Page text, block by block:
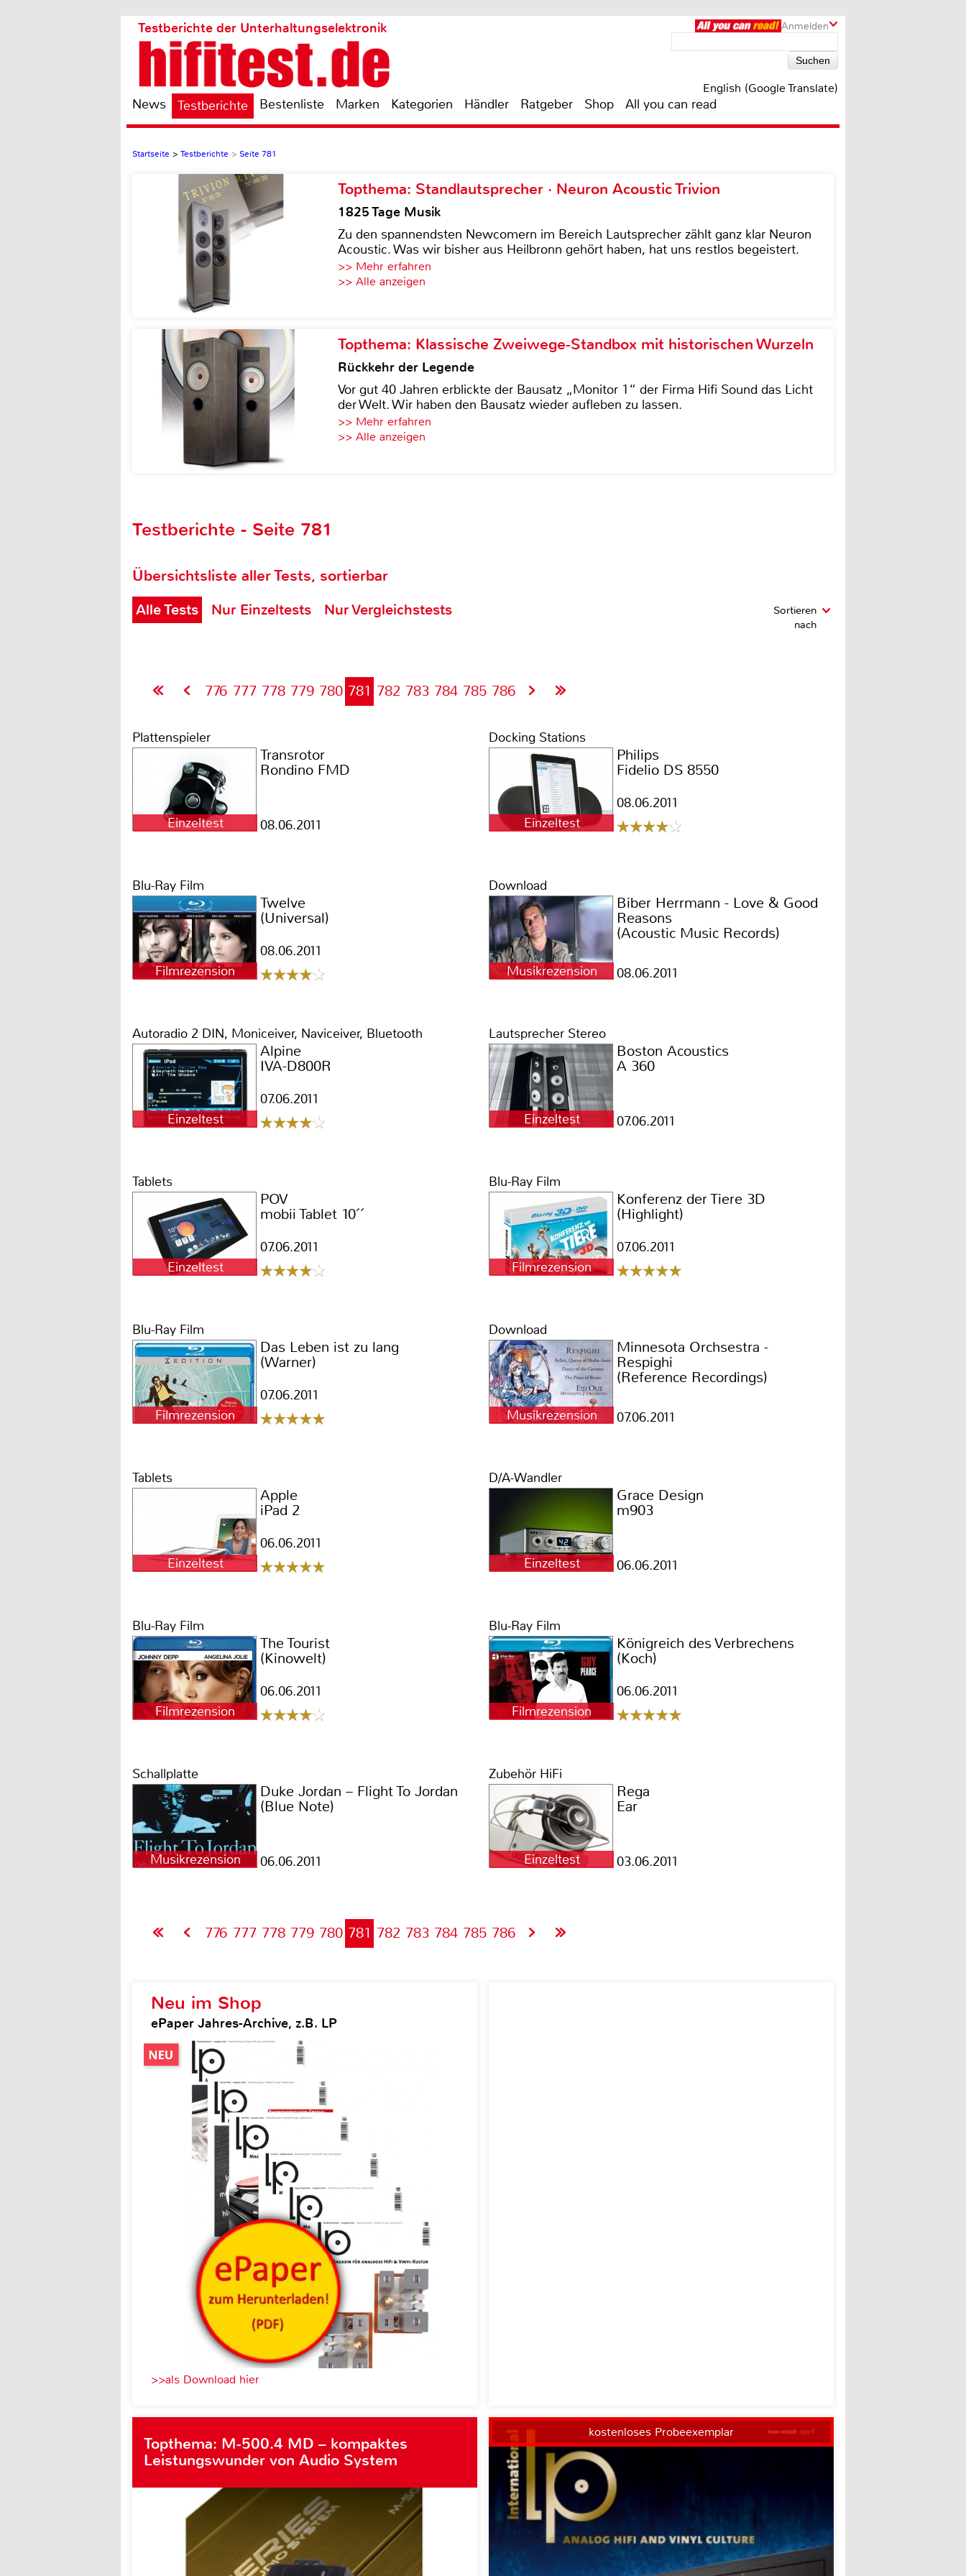
Anmelden
Testberichte der Unterhaltungselektronik
English (Google Translate)
News Testberichte Bestenliste Marken Kategorien Händler Ratgeber Shop All you can read
Startseite > Testberichte > Seite 781
Topthema: Standlautsprecher · Neuron Acoustic Trivion
1825 Tage Musik
Zu den spannendsten Newcomern im Bereich Lautsprecher zählt ganz klar Neuron
Acoustic. Was wir bisher aus Heilbronn gehört haben, hat uns restlos begeistert.
>> Mehr erfahren
>> Alle anzeigen
Topthema: Klassische Zweiwege-Standbox mit historischen Wurzeln
Rückkehr der Legende
Vor gut 40 Jahren erblickte der Bausatz „Monitor 1“ der Firma Hifi Sound das Licht
der Welt. Wir haben den Bausatz wieder aufleben zu lassen.
>> Mehr erfahren
>> Alle anzeigen
Testberichte - Seite 781
Übersichtsliste aller Tests, sortierbar
Alle Tests Nur Einzeltests Nur Vergleichstests
Sortieren
nach
776 777 778 779 780 781 782 783 784 785 786
Plattenspieler
Einzeltest
Transrotor
Rondino FMD
08.06.2011
Docking Stations
Einzeltest
Philips
Fidelio DS 8550
08.06.2011
Blu-Ray Film
Filmrezension
Twelve
(Universal)
08.06.2011
Download
Musikrezension
Biber Herrmann - Love & Good
Reasons
(Acoustic Music Records)
08.06.2011
Autoradio 2 DIN, Moniceiver, Naviceiver, Bluetooth
Einzeltest
Alpine
IVA-D800R
07.06.2011
Lautsprecher Stereo
Einzeltest
Boston Acoustics
A 360
07.06.2011
Tablets
Einzeltest
POV
mobii Tablet 10´´
07.06.2011
Blu-Ray Film
Filmrezension
Konferenz der Tiere 3D
(Highlight)
07.06.2011
Blu-Ray Film
Filmrezension
Das Leben ist zu lang
(Warner)
07.06.2011
Download
Musikrezension
Minnesota Orchsestra -
Respighi
(Reference Recordings)
07.06.2011
Tablets
Einzeltest
Apple
iPad 2
06.06.2011
D/A-Wandler
Einzeltest
Grace Design
m903
06.06.2011
Blu-Ray Film
Filmrezension
The Tourist
(Kinowelt)
06.06.2011
Blu-Ray Film
Filmrezension
Königreich des Verbrechens
(Koch)
06.06.2011
Schallplatte
Musikrezension
Duke Jordan – Flight To Jordan
(Blue Note)
06.06.2011
Zubehör HiFi
Einzeltest
Rega
Ear
03.06.2011
776 777 778 779 780 781 782 783 784 785 786
Neu im Shop
ePaper Jahres-Archive, z.B. LP
>>als Download hier
Topthema: M-500.4 MD – kompaktes
Leistungswunder von Audio System
kostenloses Probeexemplar